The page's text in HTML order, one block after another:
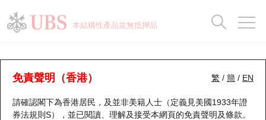
本結構性產品並無抵押品
繁 / 簡 / EN
免責聲明（香港）
請確認閣下為香港居民，及並非美籍人士（定義見美國1933年證
券法規則S），並已閱讀、理解及接受本網頁的免責聲明及條款。
牛熊證分析儀
表現 街貨統計 比較
瑞銀認股證一覽
新發行瑞銀認股證
街貨統計
比較
牛熊全景快搜
牛熊證搜尋
街貨統計
比較
十大升幅/跌幅
十大認股證成交分佈
正股分析儀
二十大活躍股份
持股比重
顯示所有持股比重
每月輪證大市專題
輪證專欄